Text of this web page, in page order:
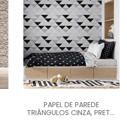
PAPEL DE PAREDE
TRIÂNGULOS CINZA, PRETO